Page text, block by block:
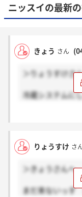
ニッスイの最新
きょう さん
＞りょうすけさ
冷蔵システムに
りょうすけ さ
＞きょうさんへ
まだ来ないっ